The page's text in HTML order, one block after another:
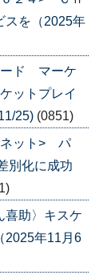
スを（2025年
ード マーケ
ットプレイ
25) (0851)
ネット> パ
別化に成功
喜助〉キスケ
2025年11月6